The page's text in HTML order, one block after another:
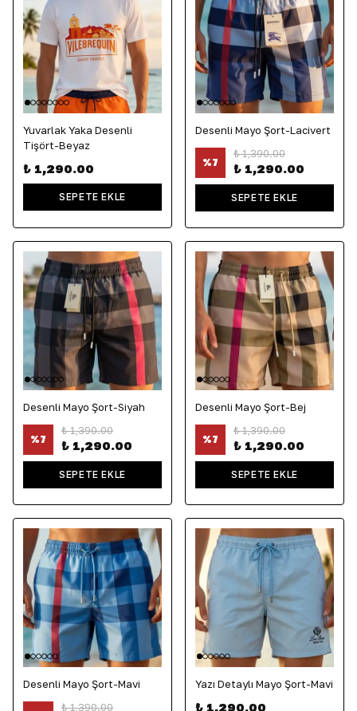
Yuvarlak Yaka Desenli
Tişört-Beyaz
₺ 1,290.00
SEPETE EKLE
Desenli Mayo Şort-Lacivert
%7
₺ 1,390.00
₺ 1,290.00
SEPETE EKLE
Desenli Mayo Şort-Siyah
%7
₺ 1,390.00
₺ 1,290.00
SEPETE EKLE
Desenli Mayo Şort-Bej
%7
₺ 1,390.00
₺ 1,290.00
SEPETE EKLE
Desenli Mayo Şort-Mavi
₺ 1,390.00
Yazı Detaylı Mayo Şort-Mavi
₺ 1,290.00